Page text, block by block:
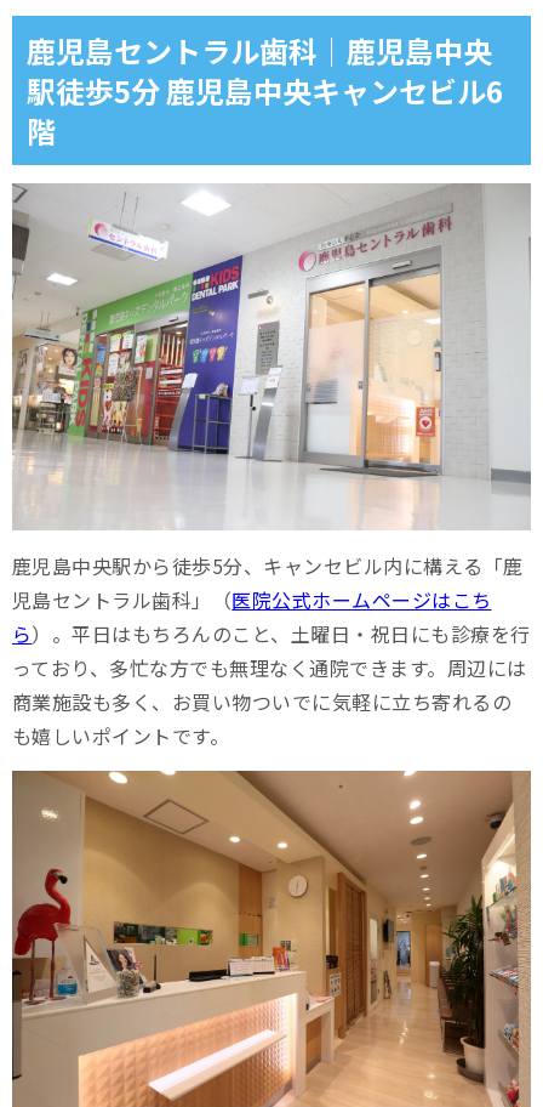
鹿児島セントラル歯科｜鹿児島中央
駅徒歩5分 鹿児島中央キャンセビル6
階
鹿児島中央駅から徒歩5分、キャンセビル内に構える「鹿
児島セントラル歯科」（医院公式ホームページはこち
ら）。平日はもちろんのこと、土曜日・祝日にも診療を行
っており、多忙な方でも無理なく通院できます。周辺には
商業施設も多く、お買い物ついでに気軽に立ち寄れるの
も嬉しいポイントです。